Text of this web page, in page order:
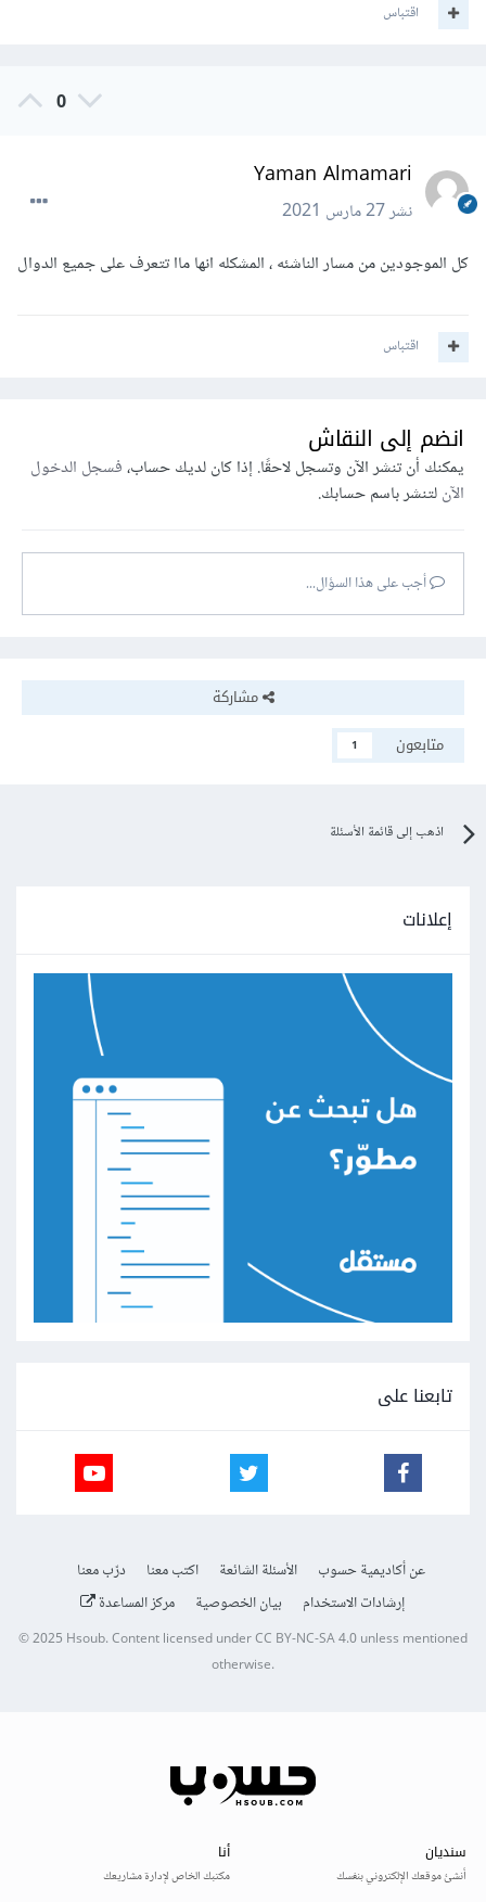
اقتباس
0
Yaman Almamari
نشر27 مارس 2021
كل الموجودين من مسار الناشئه ، المشكله انها ماا تتعرف على جميع الدوال
اقتباس
انضم إلى النقاش
يمكنك أن تنشر الآن وتسجل لاحقًا. إذا كان لديك حساب،فسجل الدخول
الآنلتنشر باسم حسابك.
أجب على هذا السؤال...
مشاركة
متابعون
1
اذهب إلى قائمة الأسئلة
إعلانات
تابعنا على
عن أكاديمية حسوب الأسئلة الشائعة اكتب معنا
درّب معنا
إرشادات الاستخدام
بيان الخصوصية مركز المساعدة
© 2025Hsoub.Content licensed underCC BY-NC-SA 4.0unless mentioned
otherwise.